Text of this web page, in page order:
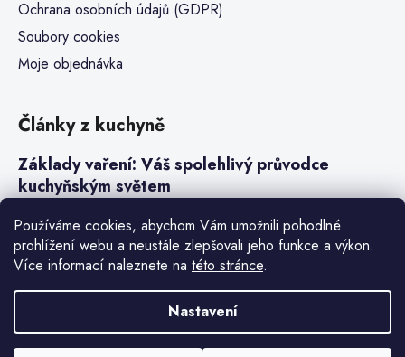
Používáme cookies, abychom Vám umožnili pohodlné
prohlížení webu a neustále zlepšovali jeho funkce a výkon.
Více informací naleznete na této stránce.
Nastavení
Ochrana osobních údajů (GDPR)
Soubory cookies
Moje objednávka
Články z kuchyně
Základy vaření: Váš spolehlivý průvodce
kuchyňským světem
Steaky a sous-vide vaření
Jak vařit v tlakovém hrnci neboli papiňáku